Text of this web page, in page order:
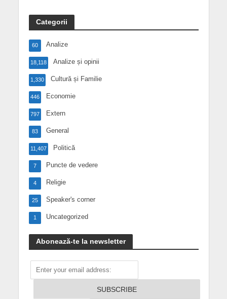
Categorii
Analize
60
Analize și opinii
18,118
Cultură și Familie
1,330
Economie
446
Extern
797
General
83
Politică
11,407
Puncte de vedere
7
Religie
4
Speaker's corner
25
Uncategorized
1
Abonează-te la newsletter